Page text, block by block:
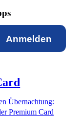
Anmelden
Übernachtung:
Premium Card